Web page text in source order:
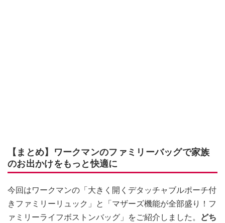
【まとめ】ワークマンのファミリーバッグで家族
のお出かけをもっと快適に
今回はワークマンの「大きく開くデタッチャブルポーチ付
きファミリーリュック」と「マザーズ機能が全部盛り！フ
ァミリーライフボストンバッグ」をご紹介しました。
どち